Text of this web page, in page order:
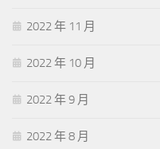
2022 年 11 月
2022 年 10 月
2022 年 9 月
2022 年 8 月